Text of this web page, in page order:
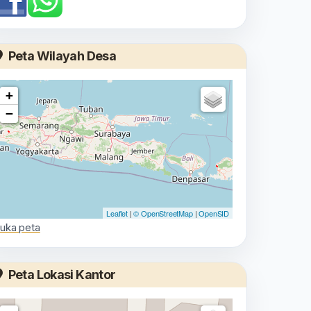
Peta Wilayah Desa
+
−
Leaflet |© OpenStreetMap|OpenSID
peta
Peta Lokasi Kantor